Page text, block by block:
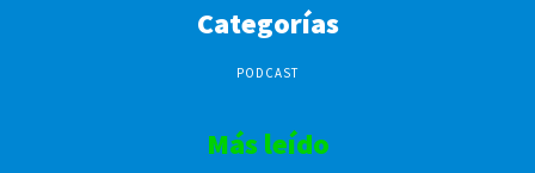
Categorías
PODCAST
Más leído